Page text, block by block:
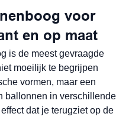
voor
en op maat
is de meest gevraagde
moeilijk te begrijpen
vormen, maar een
ballonnen in verschillende
dat je terugziet op de